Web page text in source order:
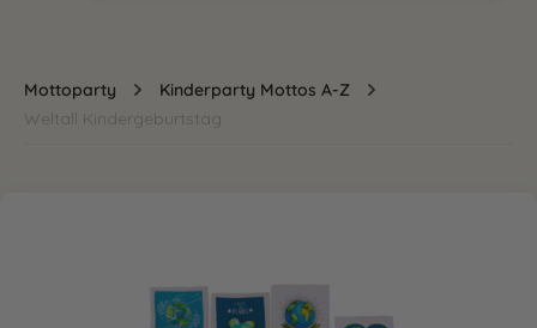
Mottoparty
Kinderparty Mottos A-Z
Weltall Kindergeburtstag